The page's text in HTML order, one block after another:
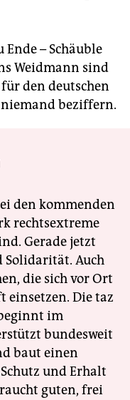
– Schäuble
Weidmann sind
den deutschen
beziffern.
den kommenden
rechtsextreme
Gerade jetzt
Solidarität. Auch
die sich vor Ort
einsetzen. Die taz
im
bundesweit
baut einen
und Erhalt
guten, frei